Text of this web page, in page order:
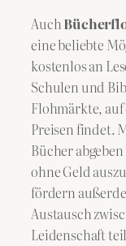
Auch
eine beliebte
kostenlos an
Schulen und
Flohmärkte,
Preisen findet.
Bücher
ohne Geld
fördern
Austausch
Leidenschaft